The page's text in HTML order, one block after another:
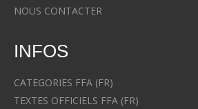
NOUS CONTACTER
INFOS
CATEGORIES FFA (FR)
TEXTES OFFICIELS FFA (FR)